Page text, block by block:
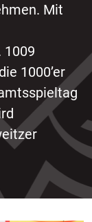
Mit
1009
1000’er